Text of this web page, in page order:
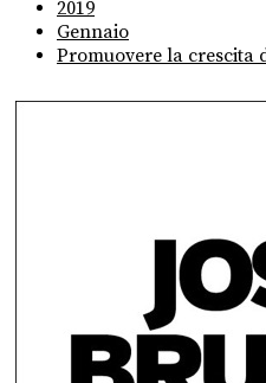
2019
Gennaio
Promuovere la crescita